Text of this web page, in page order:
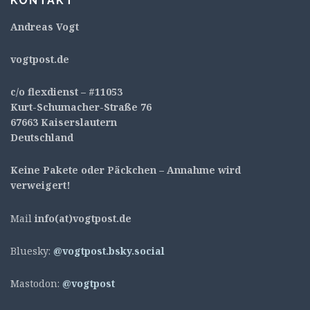
Andreas Vogt
vogtpost.de
c/o flexdienst – #11053
Kurt-Schumacher-Straße 76
67663 Kaiserslautern
Deutschland
Keine Pakete oder Päckchen – Annahme wird
verweigert!
Mail info(at)vogtpost.de
Bluesky: @vogtpost.bsky.social
Mastodon: @vogtpost